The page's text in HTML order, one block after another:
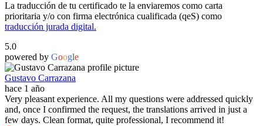
La traducción de tu certificado te la enviaremos como carta
prioritaria y/o con firma electrónica cualificada (qeS) como
traducción jurada digital.
5.0
powered by Google
Gustavo Carrazana
hace 1 año
Very pleasant experience. All my questions were addressed quickly
and, once I confirmed the request, the translations arrived in just a
few days. Clean format, quite professional, I recommend it!